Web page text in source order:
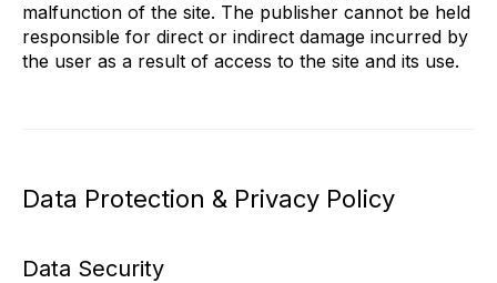
malfunction of the site. The publisher cannot be held
responsible for direct or indirect damage incurred by
the user as a result of access to the site and its use.
Data Protection & Privacy Policy
Data Security